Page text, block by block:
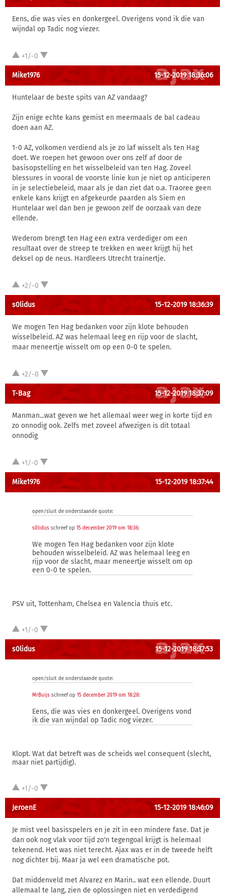
Eens, die was vies en donkergeel. Overigens vond ik die van
wijndal op Tadic nog viezer.
+1/-0
Mike1976 15-12-2019 18:36:06
Huntelaar de beste spits van AZ vandaag?
Zijn enige echte kans gemist en meermaals de bal cadeau
doen aan AZ.
1-0 AZ, volkomen verdiend als je zo laf wisselt als ten Hag
doet. We roepen het gewoon over ons zelf af door de
basisopstelling en het wisselbeleid van ten Hag. Zoveel
blessures in vooral de voorste linie kun je niet op anticiperen
in je selectiebeleid, maar als je dan ziet dat o.a. Traoree geen
enkele kans krijgt en afgekeurde paarden als Siem en
Huntelaar wel dan ben je gewoon zelf de oorzaak van deze
ellende.
Wederom brengt ten Hag een extra verdediger om een
resultaat over de streep te trekken en weer krijgt hij het
deksel op de neus. Hardleers Utrecht trainertje.
+2/-0
s0lidus 15-12-2019 18:36:39
We mogen Ten Hag bedanken voor zijn klote behouden
wisselbeleid. AZ was helemaal leeg en rijp voor de slacht,
maar meneertje wisselt om op een 0-0 te spelen.
+2/-0
T-Bag 15-12-2019 18:37:09
Manman...wat geven we het allemaal weer weg in korte tijd en
zo onnodig ook. Zelfs met zoveel afwezigen is dit totaal
onnodig
+1/-0
Mike1976 15-12-2019 18:37:44
open/sluit de onderstaande quote:
s0lidus schreef op 15 december 2019 om 18:36:
We mogen Ten Hag bedanken voor zijn klote
behouden wisselbeleid. AZ was helemaal leeg en
rijp voor de slacht, maar meneertje wisselt om op
een 0-0 te spelen.
PSV uit, Tottenham, Chelsea en Valencia thuis etc.
+1/-0
s0lidus 15-12-2019 18:37:53
open/sluit de onderstaande quote:
MrBuijs schreef op 15 december 2019 om 18:28:
Eens, die was vies en donkergeel. Overigens vond
ik die van wijndal op Tadic nog viezer.
Klopt. Wat dat betreft was de scheids wel consequent (slecht,
maar niet partijdig).
+1/-0
JeroenE 15-12-2019 18:46:09
Je mist veel basisspelers en je zit in een mindere fase. Dat je
dan ook nog vlak voor tijd zo'n tegengoal krijgt is helemaal
tekenend. Het was niet terecht. Ajax was er in de tweede helft
nog dichter bij. Maar ja wel een dramatische pot.
Dat middenveld met Alvarez en Marin.. wat een ellende. Duurt
allemaal te lang, zien de oplossingen niet en verdedigend